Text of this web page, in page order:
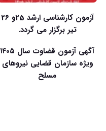
آزمون کارشناسی ارشد 25و 26
تیر برگزار می گردد.
آگهی آزمون قضاوت سال ۱۴۰۵
ویژه سازمان قضایی نیروهای
مسلح